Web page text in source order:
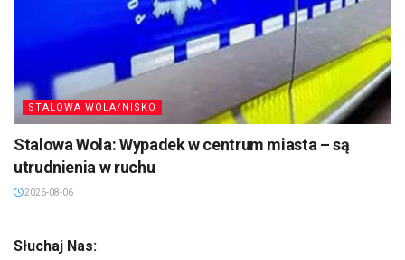
STALOWA WOLA/NISKO
Stalowa Wola: Wypadek w centrum miasta – są
utrudnienia w ruchu
2026-08-06
Słuchaj Nas: